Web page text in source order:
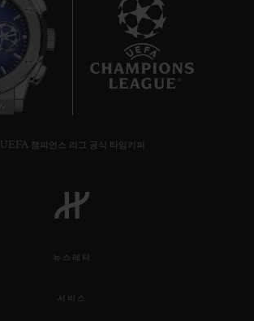
UEFA 챔피언스 리그 공식 타임키퍼
뉴스레터
서비스